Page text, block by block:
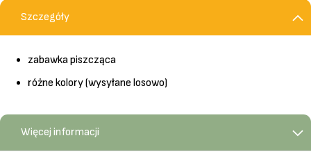
Szczegóły
zabawka piszcząca
różne kolory (wysyłane losowo)
Więcej informacji